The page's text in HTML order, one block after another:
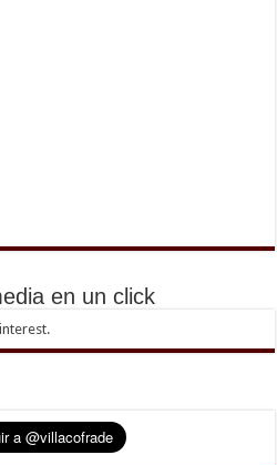
en un click